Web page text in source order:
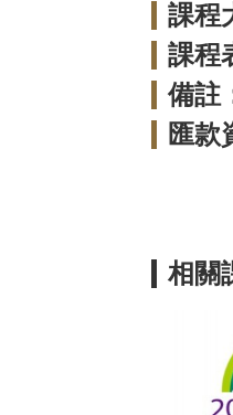
課程
課程
備註
匯款
相關